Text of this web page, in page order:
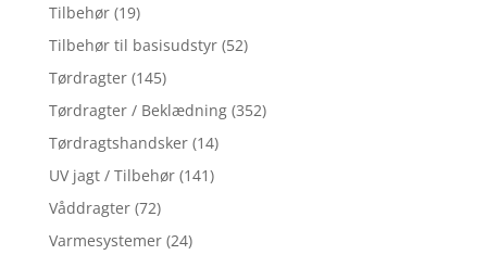
Tilbehør (19)
Tilbehør til basisudstyr (52)
Tørdragter (145)
Tørdragter / Beklædning (352)
Tørdragtshandsker (14)
UV jagt / Tilbehør (141)
Våddragter (72)
Varmesystemer (24)